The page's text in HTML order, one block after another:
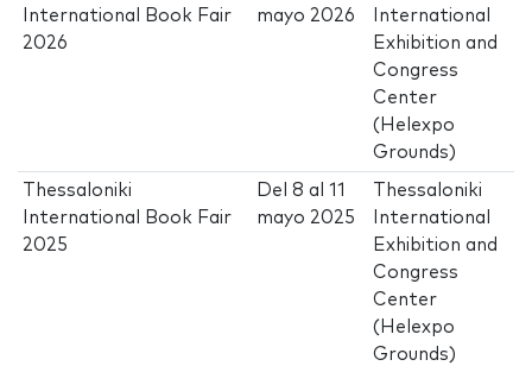
International Book Fair
2026
mayo 2026
International
Exhibition and
Congress
Center
(Helexpo
Grounds)
Thessaloniki
International Book Fair
2025
Del8 al11
mayo 2025
Thessaloniki
International
Exhibition and
Congress
Center
(Helexpo
Grounds)